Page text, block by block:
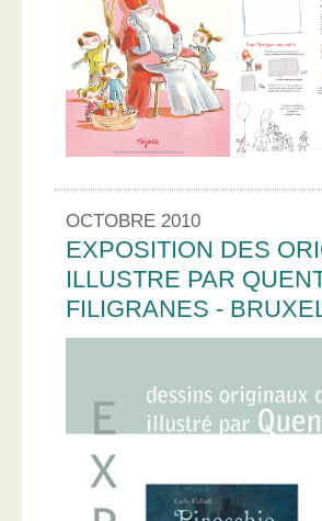
OCTOBRE 2010
EXPOSITION DES
ILLUSTRE PAR
FILIGRANES -